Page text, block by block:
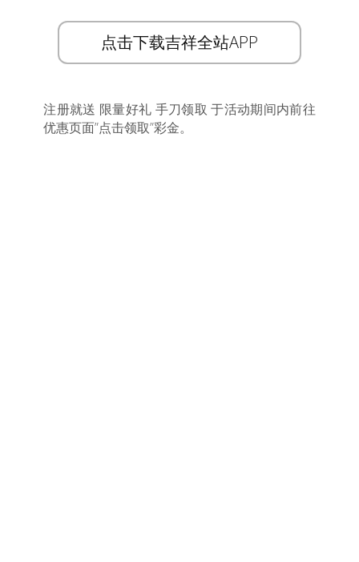
点击下载吉祥全站APP
注册就送 限量好礼 手刀领取 于活动期间内前往
优惠页面”点击领取”彩金。